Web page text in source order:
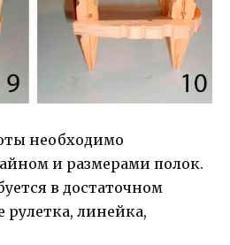
необходимо
и размерами полок.
в достаточном
рулетка, линейка,